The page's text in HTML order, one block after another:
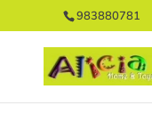
983880781